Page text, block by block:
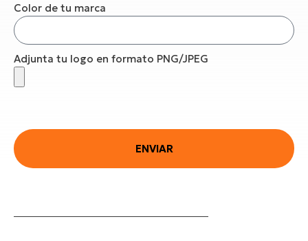
Color de tu marca
Adjunta tu logo en formato PNG/JPEG
ENVIAR